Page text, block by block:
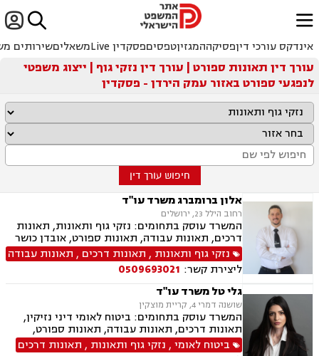

ﱐ
אינדקס עורכי דיןפסיקההמגזיןטפסיםפסקדין Live משאליםשירותים
עורך דין תאונות ספורט | עורך דין נזקי גוף | ייצוג משפטי
לנפגעי ספורט באזור עמק הירדן - פסקדין
חיפוש עורך דין
אלון ברומברג משרד עו"ד
רחוב הילל 23, ירושלים
המשרד עוסק בתחומים: נזקי גוף ותאונות, תאונות
דרכים, תאונות עבודה, תאונות ספורט, אובדן כושר
עבודה, תאונות תלמידים, רשלנות רפואית, רשלנות
רפואית- הריון ולידה, ביטוח לאומי
נזקי גוף ותאונות , תאונות דרכים , תאונות עבודה
ליצירת קשר: 0509693021
גלי טל משרד עו"ד
שושנה דמרי 4, קריית מוצקין
המשרד עוסק בתחומים: ביטוח לאומי דיני נזיקין,
תאונות דרכים, תאונות עבודה, תאונות ספורט,
בריאות הנפש אובדן כושר עבודה, תאונות תלמידים,
ביטוח לאומי, נזקי גוף ותאונות , תאונות דרכים